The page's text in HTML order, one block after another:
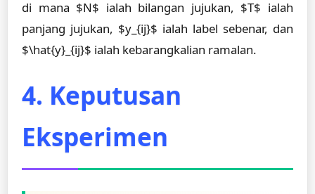
di mana $N$ ialah bilangan jujukan, $T$ ialah
panjang jujukan, $y_{ij}$ ialah label sebenar, dan
$\hat{y}_{ij}$ ialah kebarangkalian ramalan.
4. Keputusan
Eksperimen